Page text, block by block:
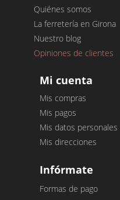
Quiénes somos
La ferretería en Girona
Nuestro blog
Opiniones de clientes
Mi cuenta
Mis compras
Mis pagos
Mis datos personales
Mis direcciones
Infórmate
Formas de pago